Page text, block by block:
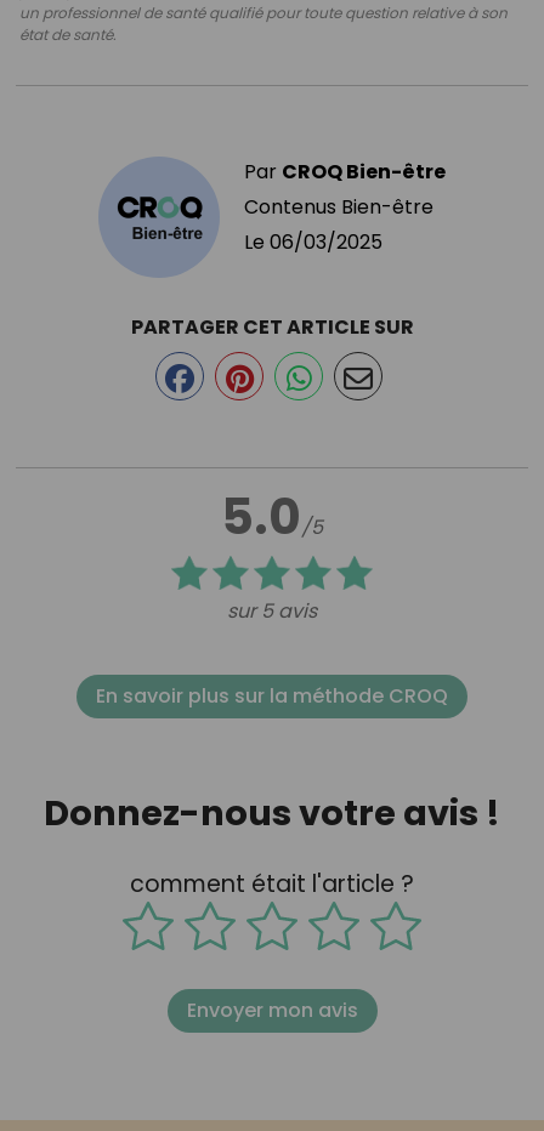
un professionnel de santé qualifié pour toute question relative à son
état de santé.
Par CROQ Bien-être
Contenus Bien-être
Le 06/03/2025
5.0/5
sur 5 avis
PARTAGER CET ARTICLE SUR
En savoir plus sur la méthode CROQ
Donnez-nous votre avis !
comment était l'article ?
Envoyer mon avis